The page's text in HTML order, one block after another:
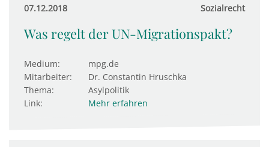
07.12.2018 Sozialrecht
Was regelt der UN-Migrationspakt?
Medium:
mpg.de
Mitarbeiter:
Dr. Constantin Hruschka
Thema:
Asylpolitik
Link:
Mehr erfahren